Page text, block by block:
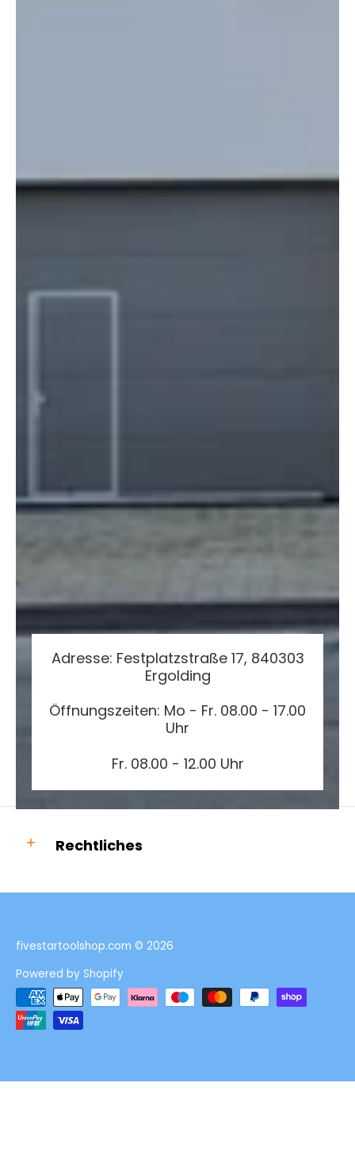
Adresse: Festplatzstraße 17, 840303
Ergolding
Öffnungszeiten: Mo - Fr. 08.00 - 17.00
Uhr
Fr. 08.00 - 12.00 Uhr
Rechtliches
fivestartoolshop.com © 2026
Powered by Shopify